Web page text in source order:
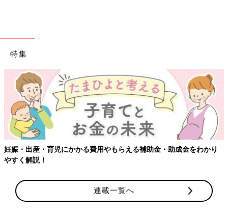
特集
かる費用やもらえる補助金・助成金をわかり 【ワクチン接種でき
連載一覧へ